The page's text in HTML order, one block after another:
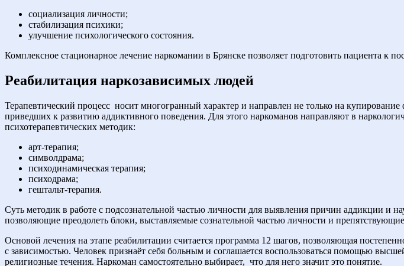
социализация личности;
стабилизация психики;
улучшение психологического состояния.
Комплексное стационарное лечение наркомании в Брянске позволяет подготовить пациента к
Реабилитация наркозависимых людей
Терапевтический процесс носит многогранный характер и направлен не только на купирование
приведших к развитию аддиктивного поведения. Для этого наркоманов направляют в
психотерапевтических методик:
арт-терапия;
символдрама;
психодинамическая терапия;
психодрама;
гештальт-терапия.
Суть методик в работе с подсознательной частью личности для выявления причин аддикции и
позволяющие преодолеть блоки, выставляемые сознательной частью личности и
Основой лечения на этапе реабилитации считается программа 12 шагов, позволяющая
с зависимостью. Человек признаёт себя больным и соглашается воспользоваться помощью
религиозные течения. Наркоман самостоятельно выбирает, что для него значит это понятие.